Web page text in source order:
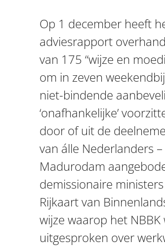
Op 1 december heeft
adviesrapport
van 175 “wijze en
om in zeven
niet-bindende
‘onafhankelijke’
door of uit de
van álle Nederlanders
Madurodam
demissionaire
Rijkaart van
wijze waarop het
uitgesproken over